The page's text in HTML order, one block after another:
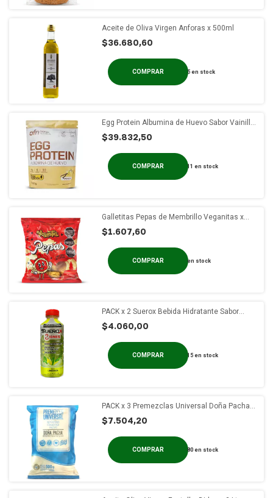
Aceite de Oliva Virgen Anforas x 500ml
$36.680,60
5 en stock
Egg Protein Albumina de Huevo Sabor Vainilla
$39.832,50
11 en stock
Galletitas Pepas de Membrillo Veganitas x
$1.607,60
en stock
PACK x 2 Suerox Bebida Hidratante Sabor
$4.060,00
15 en stock
PACK x 3 Premezclas Universal Doña Pacha x
$7.504,20
80 en stock